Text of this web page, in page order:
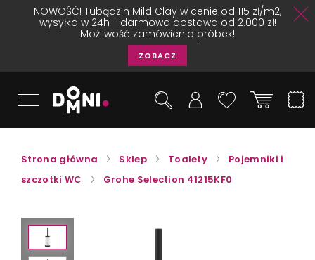
NOWOŚĆ! Tubądzin Mild Clay w cenie od 115 zł/m2,
wysyłka w 24h - darmowa dostawa od 2.000 zł!
Możliwość zamówienia próbek!
ZOBACZ
Strona główna Sklep Toalety
Pojemniki i
szczotki WC
Grohe Selection 41215KF0